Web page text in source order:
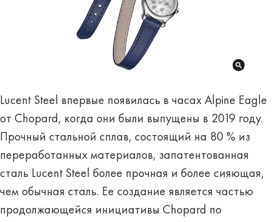
Lucent Steel впервые появилась в часах Alpine Eagle
от Chopard, когда они были выпущены в 2019 году.
Прочный стальной сплав, состоящий на 80 % из
переработанных материалов, запатентованная
сталь Lucent Steel более прочная и более сияющая,
чем обычная сталь. Ее создание является частью
продолжающейся инициативы Chopard по